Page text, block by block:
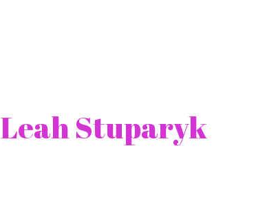
Leah Stuparyk